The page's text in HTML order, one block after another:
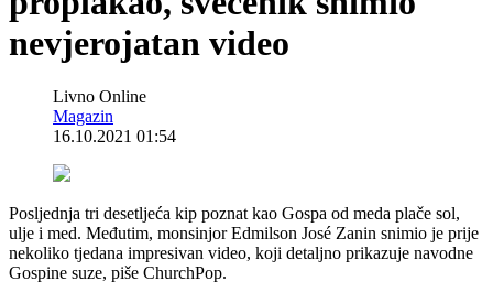
nevjerojatan video
Livno Online
Magazin
16.10.2021 01:54
Posljednja tri desetljeća kip poznat kao Gospa od meda plače sol,
ulje i med. Međutim, monsinjor Edmilson José Zanin snimio je prije
nekoliko tjedana impresivan video, koji detaljno prikazuje navodne
Gospine suze, piše ChurchPop.